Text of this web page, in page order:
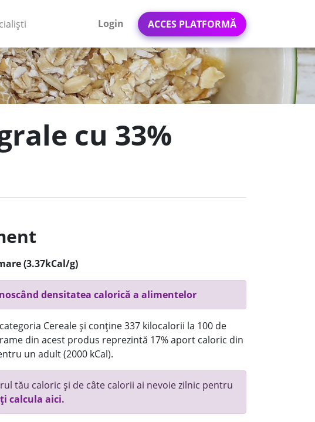
Login ACCES PLATFORMĂ
cu 33%
(3.37kCal/g)
densitatea calorică a alimentelor
Cereale și conține 337 kilocalorii la 100 de
din acest produs reprezintă 17% aport caloric din
un adult (2000 kCal).
tău caloric și de câte calorii ai nevoie zilnic pentru
calcula aici.